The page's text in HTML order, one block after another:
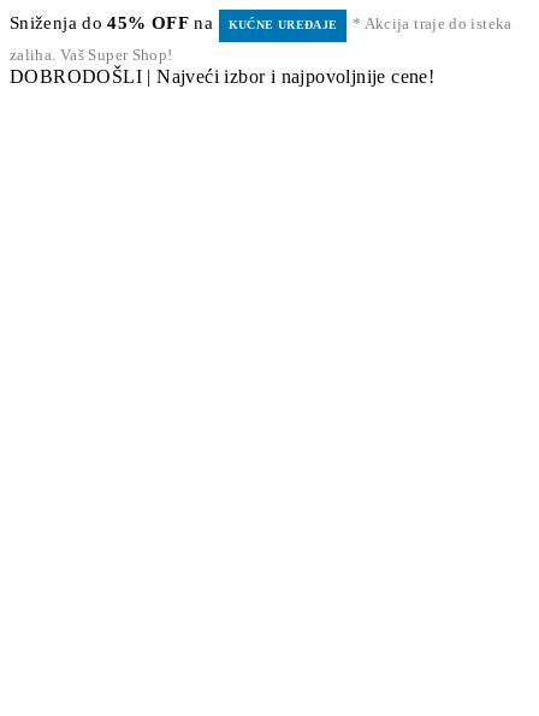
Sniženja do45% OFF na KUĆNE UREĐAJE
* Akcija traje do isteka
zaliha. Vaš Super Shop!
DOBRODOŠLI | Najveći izbor i najpovoljnije cene!